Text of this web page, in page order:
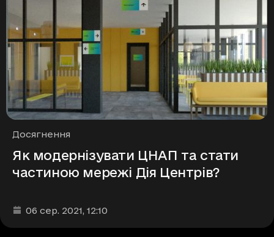
Рубрики
Досягнення
Як модернізувати ЦНАП та стати
частиною мережі Дія Центрів?
Дата та час публікації
06 сер. 2021, 12:10